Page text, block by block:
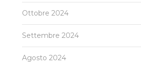
Ottobre 2024
Settembre 2024
Agosto 2024